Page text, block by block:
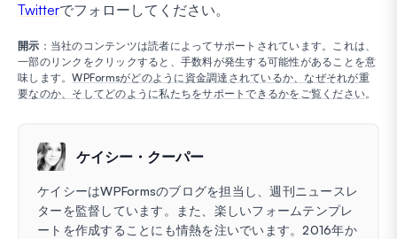
Twitterでフォローしてください。
開示 ：当社のコンテンツは読者によってサポートされています。これは、
一部のリンクをクリックすると、手数料が発生する可能性があることを意
味します。WPFormsがどのように資金調達されているか、なぜそれが重
要なのか、そしてどのように私たちをサポートできるかをご覧ください。
ケイシー・クーパー
ケイシーはWPFormsのブログを担当し、週刊ニュースレ
ターを監督しています。また、楽しいフォームテンプレ
ートを作成することにも情熱を注いでいます。2016年か